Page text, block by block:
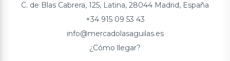
C. de Blas Cabrera, 125, Latina, 28044 Madrid, España
+34 915 09 53 43
info@mercadolasaguilas.es
¿Cómo llegar?